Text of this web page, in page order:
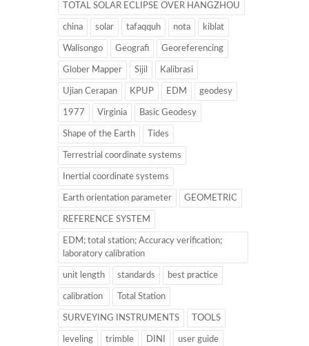
TOTAL SOLAR ECLIPSE OVER HANGZHOU
china solar tafaqquh nota kiblat
Walisongo Geografi Georeferencing
Glober Mapper Sijil Kalibrasi
Ujian Cerapan KPUP EDM geodesy
1977 Virginia Basic Geodesy
Shape of the Earth Tides
Terrestrial coordinate systems
Inertial coordinate systems
Earth orientation parameter GEOMETRIC
REFERENCE SYSTEM
EDM; total station; Accuracy verification;
laboratory calibration
unit length standards best practice
calibration Total Station
SURVEYING INSTRUMENTS TOOLS
leveling trimble DINI user guide